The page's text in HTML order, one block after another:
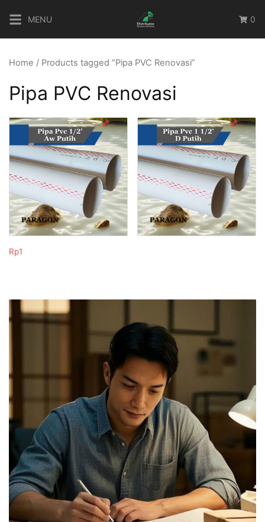
content
MENU 0
Home / Products tagged “Pipa PVC Renovasi”
Pipa PVC Renovasi
Rp1